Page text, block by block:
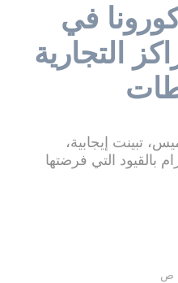
في
التجارية
تبينت إيجابية،
بالقيود التي فرضتها